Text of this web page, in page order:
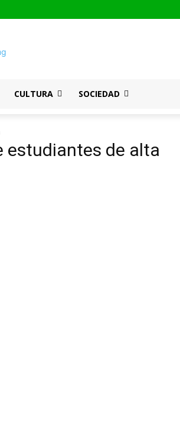
CULTURA SOCIEDAD
estudiantes de alta